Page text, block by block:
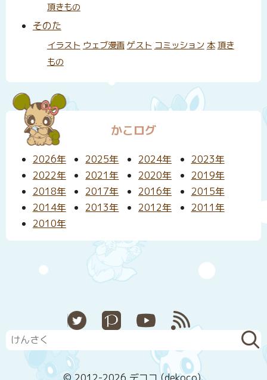
頂きもの
そのた
イラスト ウェブ漫画 ゲスト コミッション 本 頂き
もの
かこログ
2026年 2025年 2024年
2023年
2022年
2021年 2020年
2019年
2018年
2017年 2016年
2015年
2014年
2013年 2012年
2011年
2010年
Pixiv YouTube